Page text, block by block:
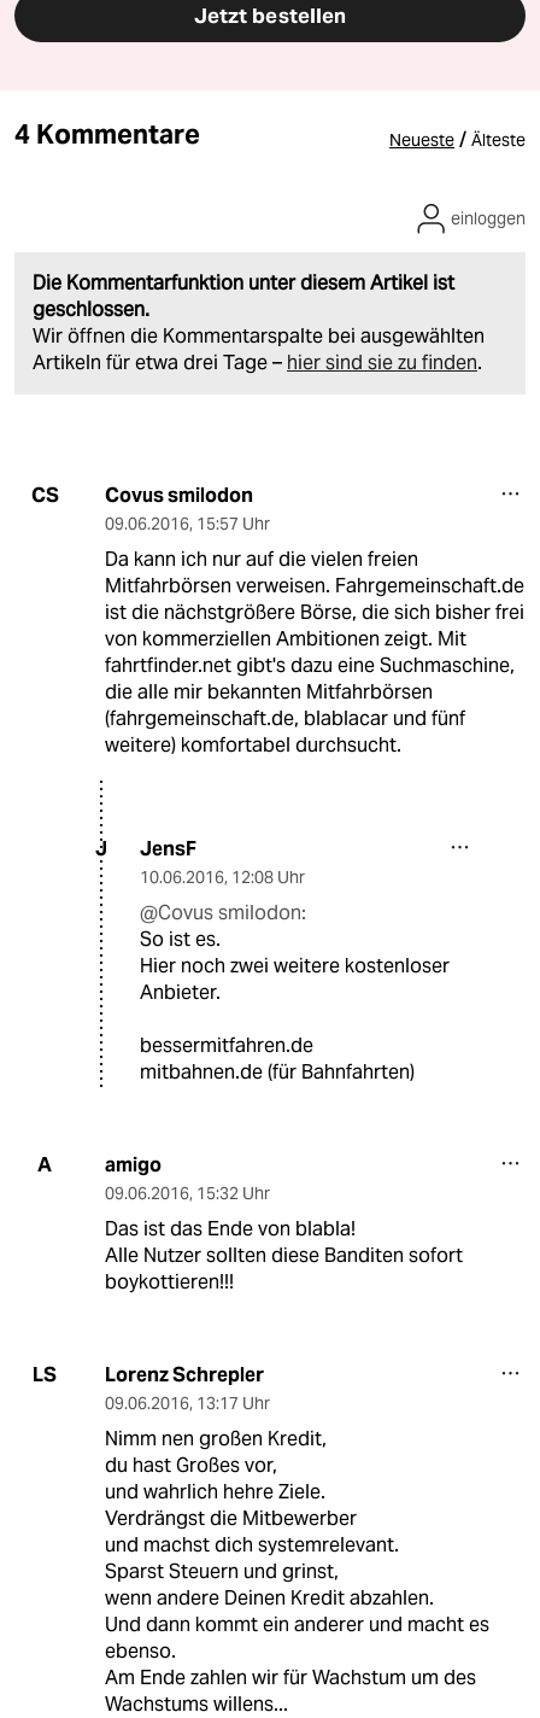
Jetzt bestellen
4 Kommentare Neueste / Älteste
Die Kommentarfunktion unter diesem Artikel ist
geschlossen.
Wir öffnen die Kommentarspalte bei ausgewählten
Artikeln für etwa drei Tage – hier sind sie zu finden.
einloggen
CS Covus smilodon
09.06.2016, 15:57 Uhr
Da kann ich nur auf die vielen freien
Mitfahrbörsen verweisen. Fahrgemeinschaft.de
ist die nächstgrößere Börse, die sich bisher frei
von kommerziellen Ambitionen zeigt. Mit
fahrtfinder.net gibt's dazu eine Suchmaschine,
die alle mir bekannten Mitfahrbörsen
(fahrgemeinschaft.de, blablacar und fünf
weitere) komfortabel durchsucht.
J JensF
10.06.2016, 12:08 Uhr
@Covus smilodon:
So ist es.
Hier noch zwei weitere kostenloser
Anbieter.
bessermitfahren.de
mitbahnen.de (für Bahnfahrten)
A amigo
09.06.2016, 15:32 Uhr
Das ist das Ende von blabla!
Alle Nutzer sollten diese Banditen sofort
boykottieren!!!
LS Lorenz Schrepler
09.06.2016, 13:17 Uhr
Nimm nen großen Kredit,
du hast Großes vor,
und wahrlich hehre Ziele.
Verdrängst die Mitbewerber
und machst dich systemrelevant.
Sparst Steuern und grinst,
wenn andere Deinen Kredit abzahlen.
Und dann kommt ein anderer und macht es
ebenso.
Am Ende zahlen wir für Wachstum um des
Wachstums willens...